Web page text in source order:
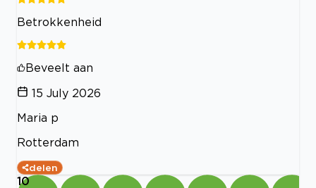
Betrokkenheid
Beveelt aan
15 July 2026
Maria p
Rotterdam
delen
10